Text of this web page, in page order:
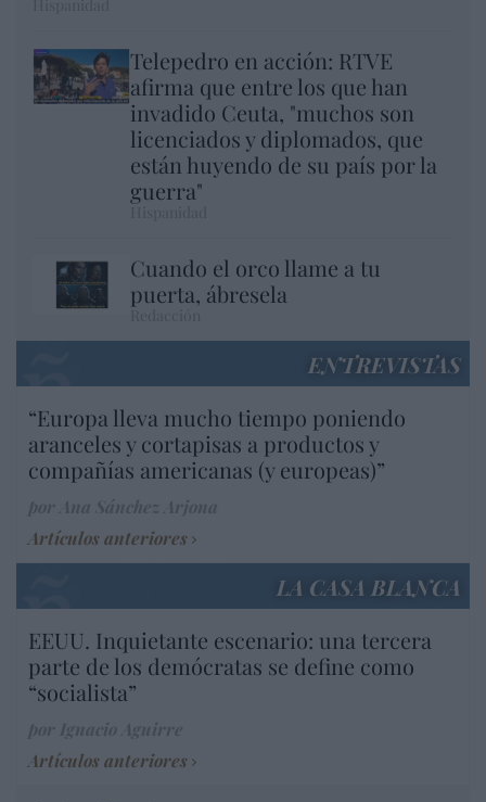
Telepedro en acción: RTVE
afirma que entre los que han
invadido Ceuta, "muchos son
licenciados y diplomados, que
están huyendo de su país por la
guerra"
Cuando el orco llame a tu
puerta, ábresela
ENTREVISTAS
“Europa lleva mucho tiempo poniendo
aranceles y cortapisas a productos y
compañías americanas (y europeas)”
Artículos anteriores
LA CASA BLANCA
EEUU. Inquietante escenario: una tercera
parte de los demócratas se define como
“socialista”
Artículos anteriores